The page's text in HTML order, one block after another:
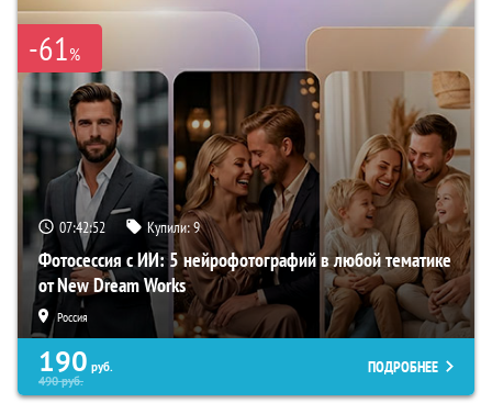
-61%
07:42:51 Купили:9
Фотосессия с ИИ: 5 нейрофотографий в любой тематике
от New Dream Works
Россия
190 руб.
490руб.
ПОДРОБНЕЕ